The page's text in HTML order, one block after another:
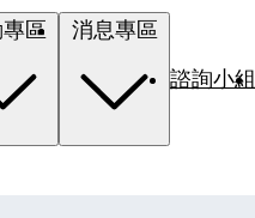
諮詢小組